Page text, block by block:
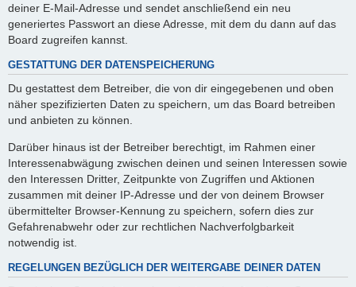
deiner E-Mail-Adresse und sendet anschließend ein neu
generiertes Passwort an diese Adresse, mit dem du dann auf das
Board zugreifen kannst.
GESTATTUNG DER DATENSPEICHERUNG
Du gestattest dem Betreiber, die von dir eingegebenen und oben
näher spezifizierten Daten zu speichern, um das Board betreiben
und anbieten zu können.
Darüber hinaus ist der Betreiber berechtigt, im Rahmen einer
Interessenabwägung zwischen deinen und seinen Interessen sowie
den Interessen Dritter, Zeitpunkte von Zugriffen und Aktionen
zusammen mit deiner IP-Adresse und der von deinem Browser
übermittelter Browser-Kennung zu speichern, sofern dies zur
Gefahrenabwehr oder zur rechtlichen Nachverfolgbarkeit
notwendig ist.
REGELUNGEN BEZÜGLICH DER WEITERGABE DEINER DATEN